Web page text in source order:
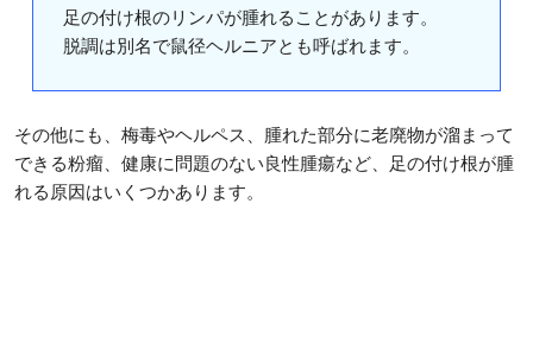
足の付け根のリンパが腫れることがあります。
脱調は別名で鼠径ヘルニアとも呼ばれます。
その他にも、梅毒やヘルペス、腫れた部分に老廃物が溜まって
できる粉瘤、健康に問題のない良性腫瘍など、足の付け根が腫
れる原因はいくつかあります。